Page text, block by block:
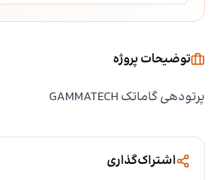
توضیحات پروژه
پرتودهی گاماتک GAMMATECH
اشتراک‌گذاری